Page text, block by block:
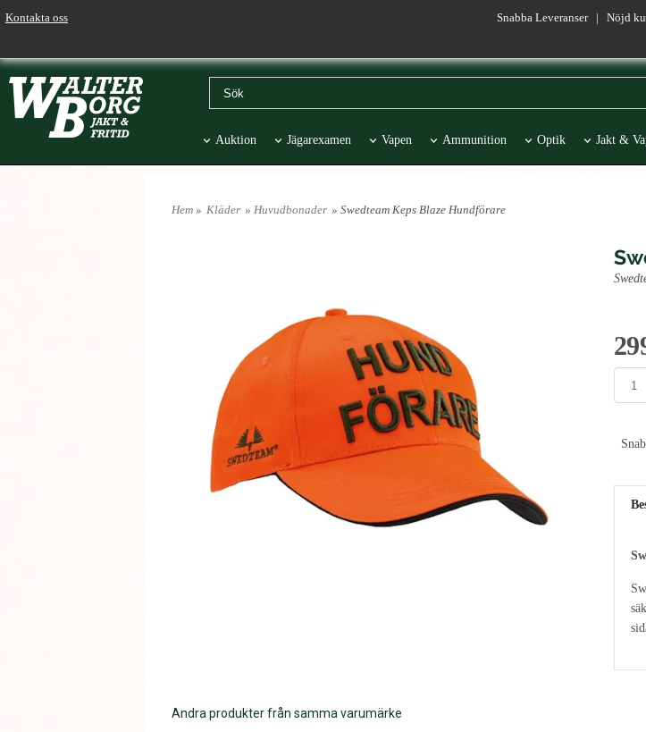
Kontakta oss Snabba Leveranser | Nöjd
Auktion Jägarexamen Vapen Ammunition Optik Jakt &
Hem » Kläder » Huvudbonader » Swedteam Keps Blaze Hundförare
Andra produkter från samma varumärke